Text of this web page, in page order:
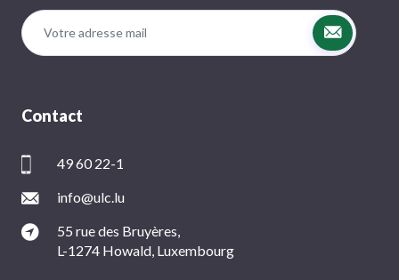
Contact
49 60 22-1
info@ulc.lu
55 rue des Bruyères,
L-1274 Howald, Luxembourg